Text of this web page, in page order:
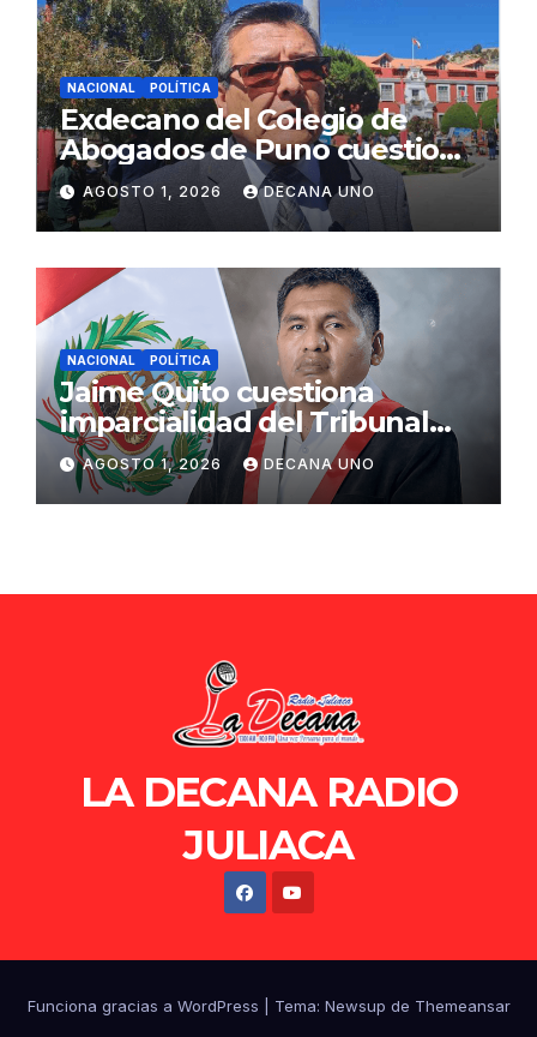
NACIONAL POLÍTICA
Exdecano del Colegio de
Abogados de Puno cuestiona
propuestas sobre seguridad
ciudadana
AGOSTO 1, 2026 DECANA UNO
NACIONAL POLÍTICA
Jaime Quito cuestiona
imparcialidad del Tribunal
Constitucional tras liberación
de Ollanta Humala
AGOSTO 1, 2026 DECANA UNO
LA DECANA RADIO
JULIACA
Funciona gracias a WordPress Tema: Newsup de Themeansar